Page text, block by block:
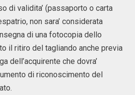
di validita’ (passaporto o carta
non sara’ considerata
di una fotocopia dello
il ritiro del tagliando anche previa
dell’acquirente che dovra’
di riconoscimento del